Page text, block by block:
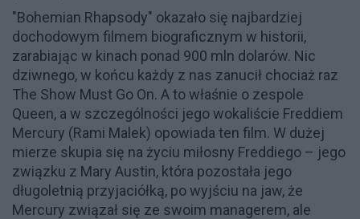
"Bohemian Rhapsody" okazało się najbardziej
dochodowym filmem biograficznym w historii,
zarabiając w kinach ponad 900 mln dolarów. Nic
dziwnego, w końcu każdy z nas zanucił chociaż raz
The Show Must Go On. A to właśnie o zespole
Queen, a w szczególności jego wokaliście Freddiem
Mercury (Rami Malek) opowiada ten film. W dużej
mierze skupia się na życiu miłosny Freddiego – jego
związku z Mary Austin, która pozostała jego
długoletnią przyjaciółką, po wyjściu na jaw, że
Mercury związał się ze swoim managerem, ale